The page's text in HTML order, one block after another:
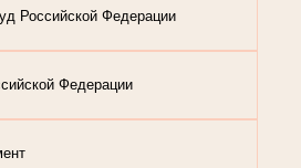
Российской Федерации
Федерации